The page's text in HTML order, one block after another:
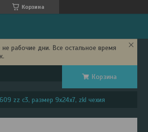
Корзина
рабочие дни. Все остальное время
Корзина
zz c3, размер 9х24х7, zkl чехия